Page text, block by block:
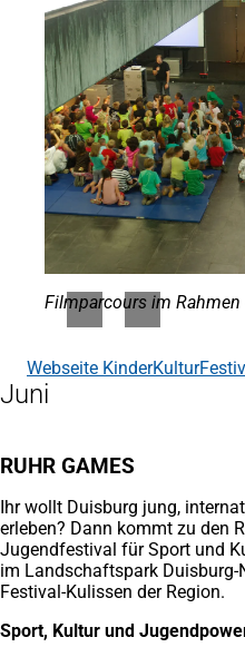
Filmparcours im
Webseite
(Öffnet
in
einem
Juni
RUHR GAMES
Ihr wollt Duisburg jung,
erleben? Dann kommt zu den
Jugendfestival für Sport und
im Landschaftspark Duisburg-
Festival-Kulissen der Region.
Sport, Kultur und